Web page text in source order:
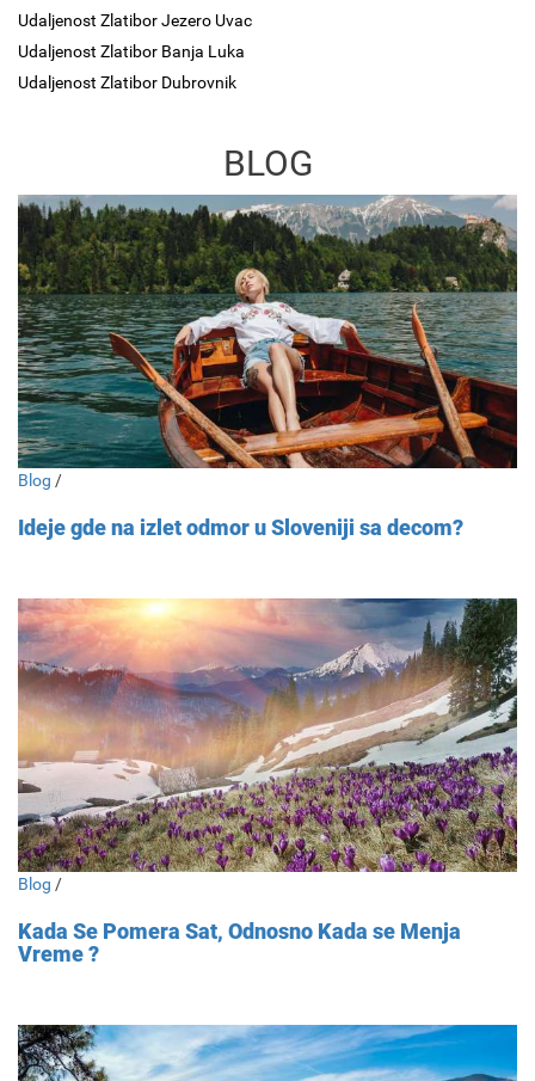
Udaljenost Zlatibor Jezero Uvac
Udaljenost Zlatibor Banja Luka
Udaljenost Zlatibor Dubrovnik
BLOG
Blog /
Ideje gde na izlet odmor u Sloveniji sa decom?
Blog /
Kada Se Pomera Sat, Odnosno Kada se Menja
Vreme ?